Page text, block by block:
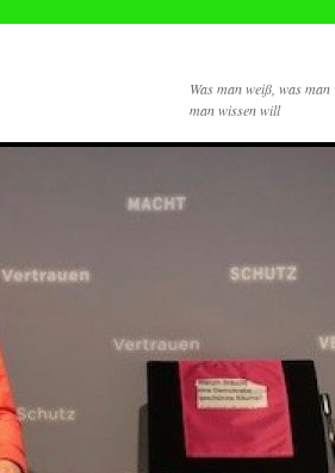
Was man weiß, was
man wissen will